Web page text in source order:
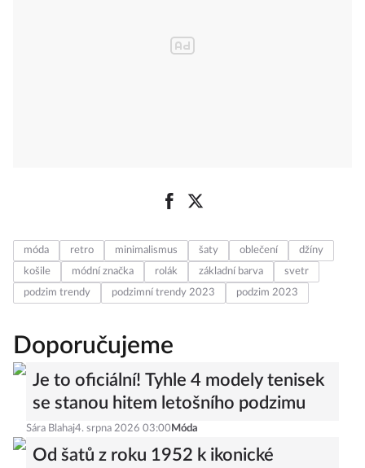
móda retro minimalismus šaty oblečení
džíny
košile
módní značka rolák základní barva
svetr
podzim trendy
podzimní trendy 2023 podzim 2023
Doporučujeme
Je to oficiální! Tyhle 4 modely tenisek
se stanou hitem letošního podzimu
Sára Blahaj4. srpna 2026 03:00 Móda
Od šatů z roku 1952 k ikonické